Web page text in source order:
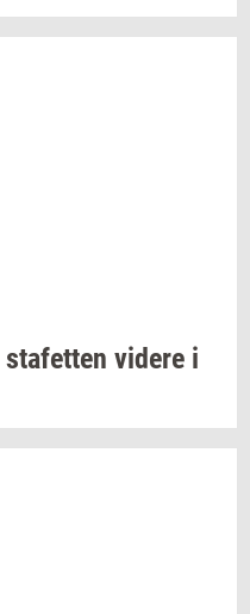
sta­fet­ten vi­de­re i